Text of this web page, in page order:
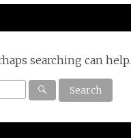
searching can help.